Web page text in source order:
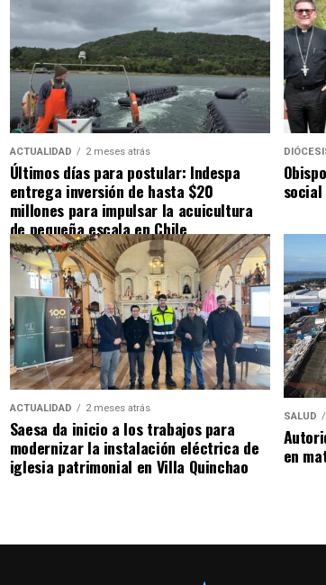
ACTUALIDAD 2 meses atrás
Últimos días para postular: Indespa
entrega inversión de hasta $20
millones para impulsar la acuicultura
de pequeña escala en Chile
ACTUALIDAD 2 meses atrás
Saesa da inicio a los trabajos para
modernizar la instalación eléctrica de
iglesia patrimonial en Villa Quinchao
SALUD
en